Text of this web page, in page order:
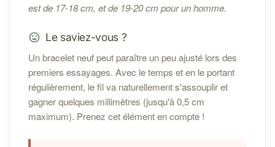
est de 17-18 cm, et de 19-20 cm pour un homme.
Le saviez-vous ?
Un bracelet neuf peut paraître un peu ajusté lors des
premiers essayages. Avec le temps et en le portant
régulièrement, le fil va naturellement s'assouplir et
gagner quelques millimètres (jusqu'à 0,5 cm
maximum). Prenez cet élément en compte !